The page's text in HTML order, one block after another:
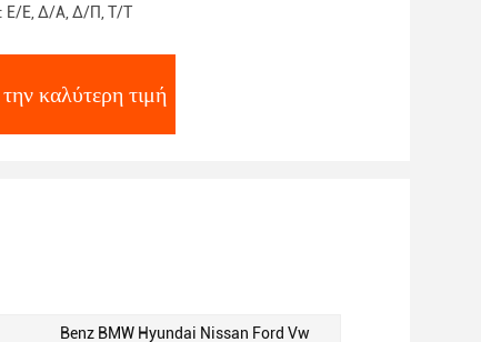
Ε/Ε, Δ/Α, Δ/Π, Τ/Τ
καλύτερη τιμή
Benz BMW Hyundai Nissan Ford Vw